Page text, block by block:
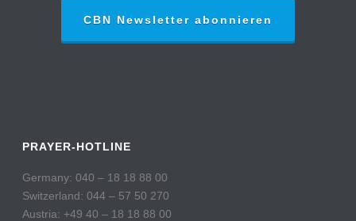
CBN Newsletter abonnieren
PRAYER-HOTLINE
Germany: 040 – 18 18 88 00
Switzerland: 044 – 57 50 270
Austria: +49 40 – 18 18 88 00